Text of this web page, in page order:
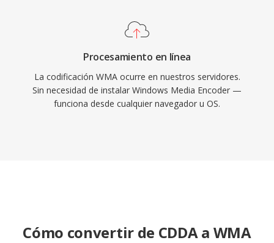
Procesamiento en línea
La codificación WMA ocurre en nuestros servidores.
Sin necesidad de instalar Windows Media Encoder —
funciona desde cualquier navegador u OS.
Cómo convertir de CDDA a WMA